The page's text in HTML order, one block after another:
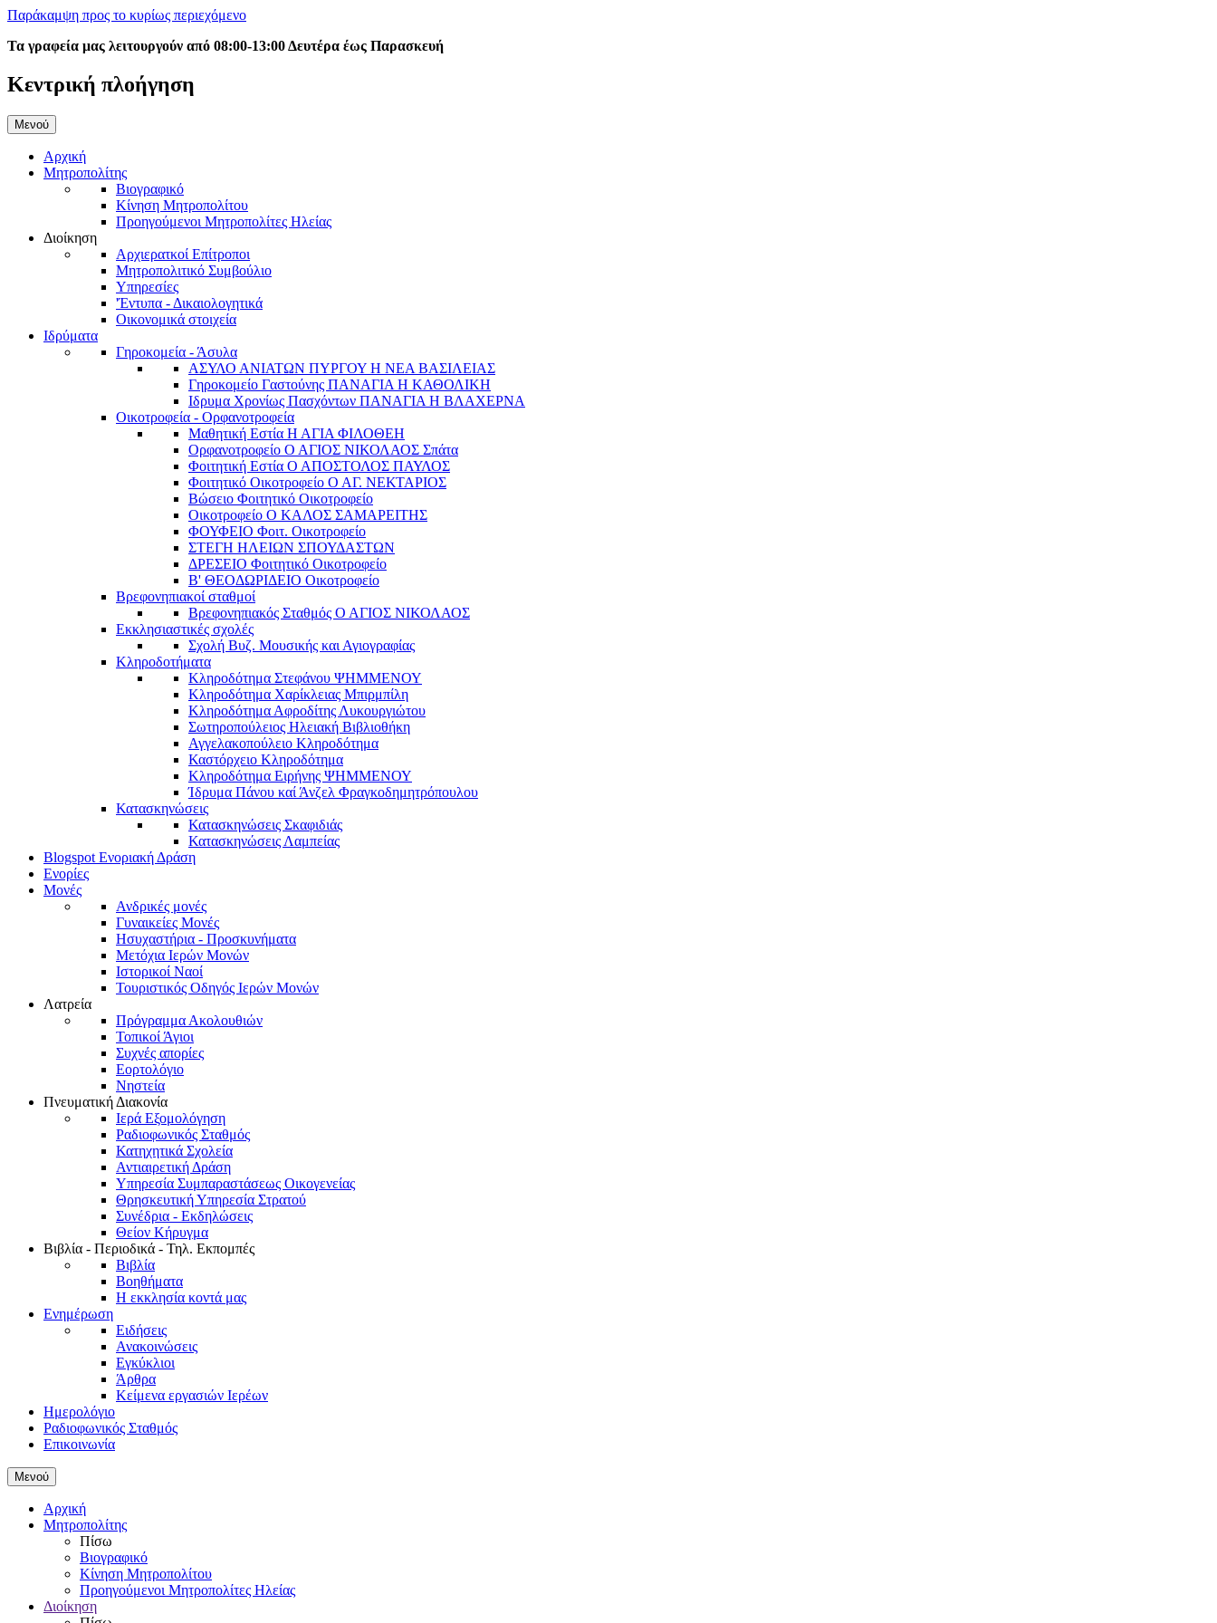
Παράκαμψη προς το κυρίως περιεχόμενο
Τα γραφεία μας λειτουργούν από 08:00-13:00 Δευτέρα έως Παρασκευή
Κεντρική πλοήγηση
Μενού
Αρχική
Μητροπολίτης
Βιογραφικό
Κίνηση Μητροπολίτου
Προηγούμενοι Μητροπολίτες Ηλείας
Διοίκηση
Αρχιερατκοί Επίτροποι
Μητροπολιτικό Συμβούλιο
Υπηρεσίες
'Έντυπα - Δικαιολογητικά
Οικονομικά στοιχεία
Ιδρύματα
Γηροκομεία - Άσυλα
ΑΣΥΛΟ ΑΝΙΑΤΩΝ ΠΥΡΓΟΥ Η ΝΕΑ ΒΑΣΙΛΕΙΑΣ
Γηροκομείο Γαστούνης ΠΑΝΑΓΙΑ Η ΚΑΘΟΛΙΚΗ
Ιδρυμα Χρονίως Πασχόντων ΠΑΝΑΓΙΑ Η ΒΛΑΧΕΡΝΑ
Οικοτροφεία - Ορφανοτροφεία
Μαθητική Εστία Η ΑΓΙΑ ΦΙΛΟΘΕΗ
Ορφανοτροφείο Ο ΑΓΙΟΣ ΝΙΚΟΛΑΟΣ Σπάτα
Φοιτητική Εστία Ο ΑΠΟΣΤΟΛΟΣ ΠΑΥΛΟΣ
Φοιτητικό Οικοτροφείο Ο ΑΓ. ΝΕΚΤΑΡΙΟΣ
Βώσειο Φοιτητικό Οικοτροφείο
Οικοτροφείο Ο ΚΑΛΟΣ ΣΑΜΑΡΕΙΤΗΣ
ΦΟΥΦΕΙΟ Φοιτ. Οικοτροφείο
ΣΤΕΓΗ ΗΛΕΙΩΝ ΣΠΟΥΔΑΣΤΩΝ
ΔΡΕΣΕΙΟ Φοιτητικό Οικοτροφείο
Β' ΘΕΟΔΩΡΙΔΕΙΟ Οικοτροφείο
Βρεφονηπιακοί σταθμοί
Βρεφονηπιακός Σταθμός Ο ΑΓΙΟΣ ΝΙΚΟΛΑΟΣ
Εκκλησιαστικές σχολές
Σχολή Βυζ. Μουσικής και Αγιογραφίας
Κληροδοτήματα
Κληροδότημα Στεφάνου ΨΗΜΜΕΝΟΥ
Κληροδότημα Χαρίκλειας Μπιρμπίλη
Κληροδότημα Αφροδίτης Λυκουργιώτου
Σωτηροπούλειος Ηλειακή Βιβλιοθήκη
Αγγελακοπούλειο Κληροδότημα
Καστόρχειο Κληροδότημα
Κληροδότημα Ειρήνης ΨΗΜΜΕΝΟΥ
Ίδρυμα Πάνου καί Άνζελ Φραγκοδημητρόπουλου
Κατασκηνώσεις
Κατασκηνώσεις Σκαφιδιάς
Κατασκηνώσεις Λαμπείας
Blogspot Ενοριακή Δράση
Ενορίες
Μονές
Ανδρικές μονές
Γυναικείες Μονές
Ησυχαστήρια - Προσκυνήματα
Μετόχια Ιερών Μονών
Ιστορικοί Ναοί
Τουριστικός Οδηγός Ιερών Μονών
Λατρεία
Πρόγραμμα Ακολουθιών
Τοπικοί Άγιοι
Συχνές απορίες
Εορτολόγιο
Νηστεία
Πνευματική Διακονία
Ιερά Εξομολόγηση
Ραδιοφωνικός Σταθμός
Κατηχητικά Σχολεία
Αντιαιρετική Δράση
Υπηρεσία Συμπαραστάσεως Οικογενείας
Θρησκευτική Υπηρεσία Στρατού
Συνέδρια - Εκδηλώσεις
Θείον Κήρυγμα
Βιβλία - Περιοδικά - Τηλ. Εκπομπές
Βιβλία
Βοηθήματα
Η εκκλησία κοντά μας
Ενημέρωση
Ειδήσεις
Ανακοινώσεις
Εγκύκλιοι
Άρθρα
Κείμενα εργασιών Ιερέων
Ημερολόγιο
Ραδιοφωνικός Σταθμός
Επικοινωνία
Μενού
Αρχική
Μητροπολίτης
Πίσω
Βιογραφικό
Κίνηση Μητροπολίτου
Προηγούμενοι Μητροπολίτες Ηλείας
Διοίκηση